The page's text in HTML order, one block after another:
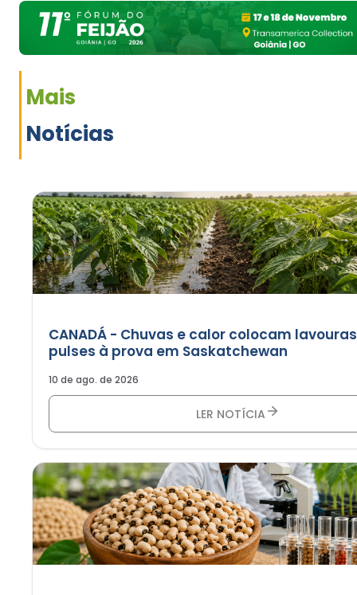
Mais
Notícias
CANADÁ - Chuvas e calor colocam
pulses à prova em Saskatchewan
10 de ago. de 2026
LER NOTÍCIA